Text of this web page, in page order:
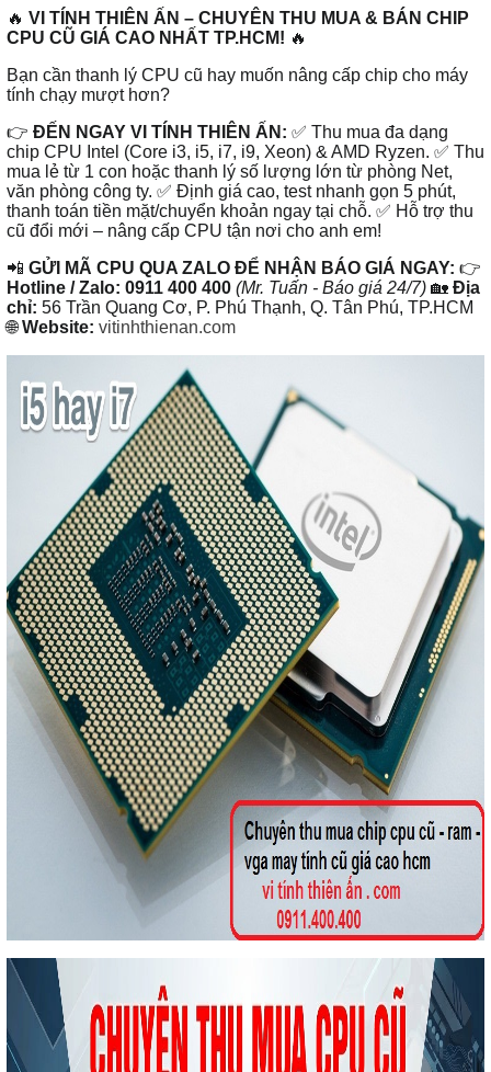
🔥 VI TÍNH THIÊN ẤN – CHUYÊN THU MUA & BÁN CHIP
CPU CŨ GIÁ CAO NHẤT TP.HCM! 🔥
Bạn cần thanh lý CPU cũ hay muốn nâng cấp chip cho máy
tính chạy mượt hơn?
👉 ĐẾN NGAY VI TÍNH THIÊN ẤN: ✅ Thu mua đa dạng
chip CPU Intel (Core i3, i5, i7, i9, Xeon) & AMD Ryzen. ✅ Thu
mua lẻ từ 1 con hoặc thanh lý số lượng lớn từ phòng Net,
văn phòng công ty. ✅ Định giá cao, test nhanh gọn 5 phút,
thanh toán tiền mặt/chuyển khoản ngay tại chỗ. ✅ Hỗ trợ thu
cũ đổi mới – nâng cấp CPU tận nơi cho anh em!
📲 GỬI MÃ CPU QUA ZALO ĐỂ NHẬN BÁO GIÁ NGAY: 👉
Hotline / Zalo: 0911 400 400 (Mr. Tuấn - Báo giá 24/7) 🏡 Địa
chỉ: 56 Trần Quang Cơ, P. Phú Thạnh, Q. Tân Phú, TP.HCM
🌐Website: vitinhthienan.com